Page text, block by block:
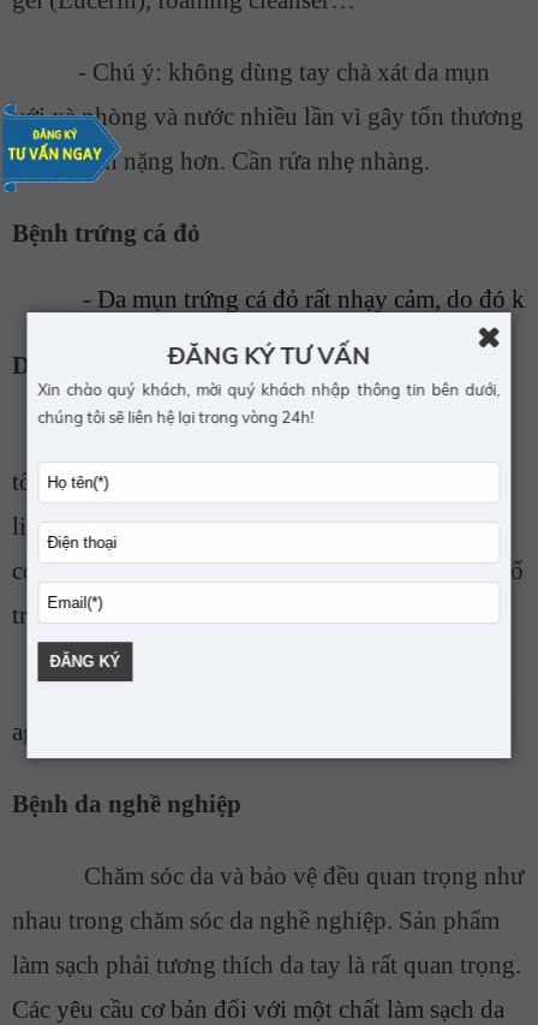
- Chú ý: không dùng tay chà xát da mụn
với xà phòng và nước nhiều lần vì gây tổn thương
da và mụn nặng hơn. Cần rửa nhẹ nhàng.
Bệnh trứng cá đỏ
       -
Da mụn trứng cá đỏ rất nhạy cảm, do đó
Da lão hóa
tổn thương, vì vậy các chất làm sạch không chứa
lipid có chứa chất giữ ẩm và chất làm mềm cũng
có thể giúp giảm mức độ nghiêm trọng của một số
triệu chứng liên quan đến da bị
- Các sản phẩm có thể sử dụng là: backbar
ageless total facial cleanser.
Bệnh da nghề nghiệp
Chăm sóc da và bảo vệ đều quan trọng như
nhau trong chăm sóc da nghề nghiệp. Sản phẩm
làm sạch phải tương thích da tay là rất quan trọng.
Các yêu cầu cơ bản đối với một chất làm sạch da
ĐĂNG KÝ TƯ VẤN
Xin chào quý khách, mời quý khách nhập thông tin bên dưới,
chúng tôi sẽ liên hệ lại trong vòng 24h!